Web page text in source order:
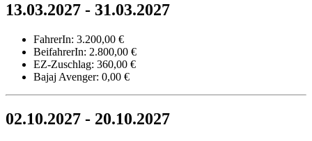
13.03.2027 - 31.03.2027
FahrerIn: 3.200,00 €
BeifahrerIn: 2.800,00 €
EZ-Zuschlag: 360,00 €
Bajaj Avenger: 0,00 €
02.10.2027 - 20.10.2027